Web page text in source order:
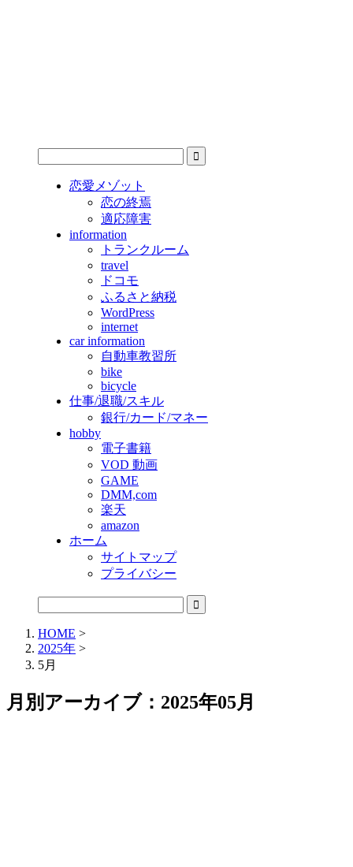
恋愛メゾット
恋の終焉
適応障害
information
トランクルーム
travel
ドコモ
ふるさと納税
WordPress
internet
car information
自動車教習所
bike
bicycle
仕事/退職/スキル
銀行/カード/マネー
hobby
電子書籍
VOD 動画
GAME
DMM,com
楽天
amazon
ホーム
サイトマップ
プライバシー
HOME >
2025年 >
5月
月別アーカイブ：2025年05月